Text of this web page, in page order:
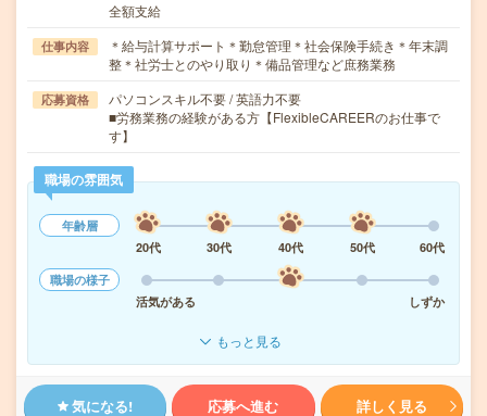
全額支給
仕事内容
＊給与計算サポート＊勤怠管理＊社会保険手続き＊年末調
整＊社労士とのやり取り＊備品管理など庶務業務
応募資格
パソコンスキル不要 / 英語力不要
■労務業務の経験がある方【FlexibleCAREERのお仕事で
す】
職場の雰囲気
年齢層
20代
30代 40代 50代
60代
職場の様子
活気がある
しずか
もっと見る
気になる! 応募へ進む 詳しく見る